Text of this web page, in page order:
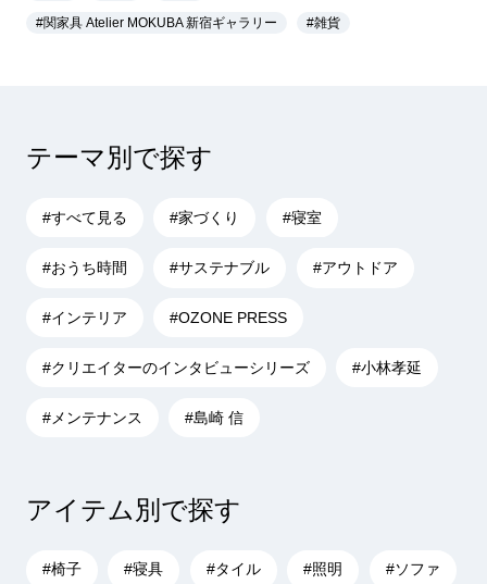
#関家具 Atelier MOKUBA 新宿ギャラリー #雑貨
テーマ別で探す
#すべて見る #家づくり #寝室
#おうち時間 #サステナブル #アウトドア
#インテリア #OZONE PRESS
#クリエイターのインタビューシリーズ #小林孝延
#メンテナンス #島崎 信
アイテム別で探す
#椅子 #寝具 #タイル #照明 #ソファ